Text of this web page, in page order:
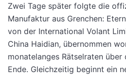
Zwei Tage später folgte die
Manufaktur aus Grenchen:
von der International Volant
China Haidian, übernommen
monatelanges Rätselraten
Ende. Gleichzeitig beginnt ein